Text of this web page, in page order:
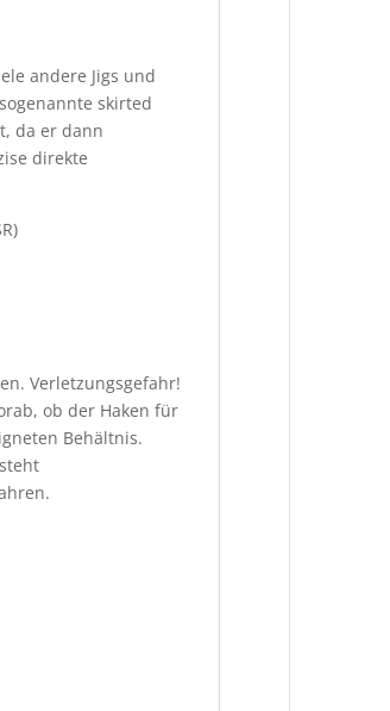
andere Jigs und
skirted
da er dann
direkte
Verletzungsgefahr!
ob der Haken für
Behältnis.